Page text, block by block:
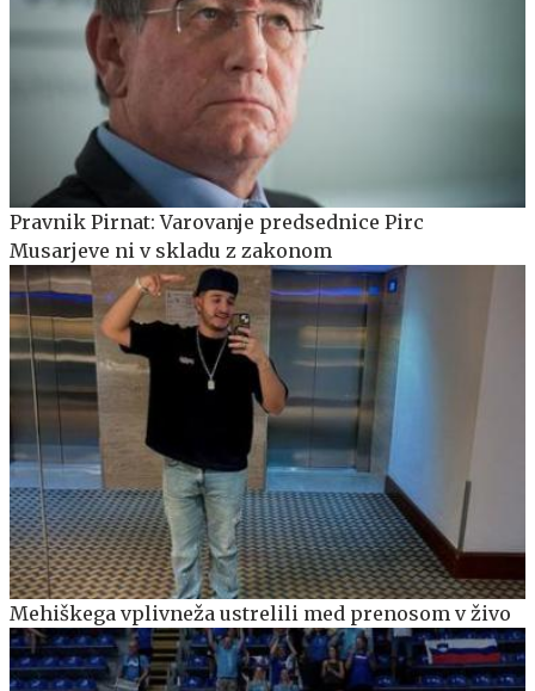
Pravnik Pirnat: Varovanje predsednice Pirc
Musarjeve ni v skladu z zakonom
Mehiškega vplivneža ustrelili med prenosom v živo